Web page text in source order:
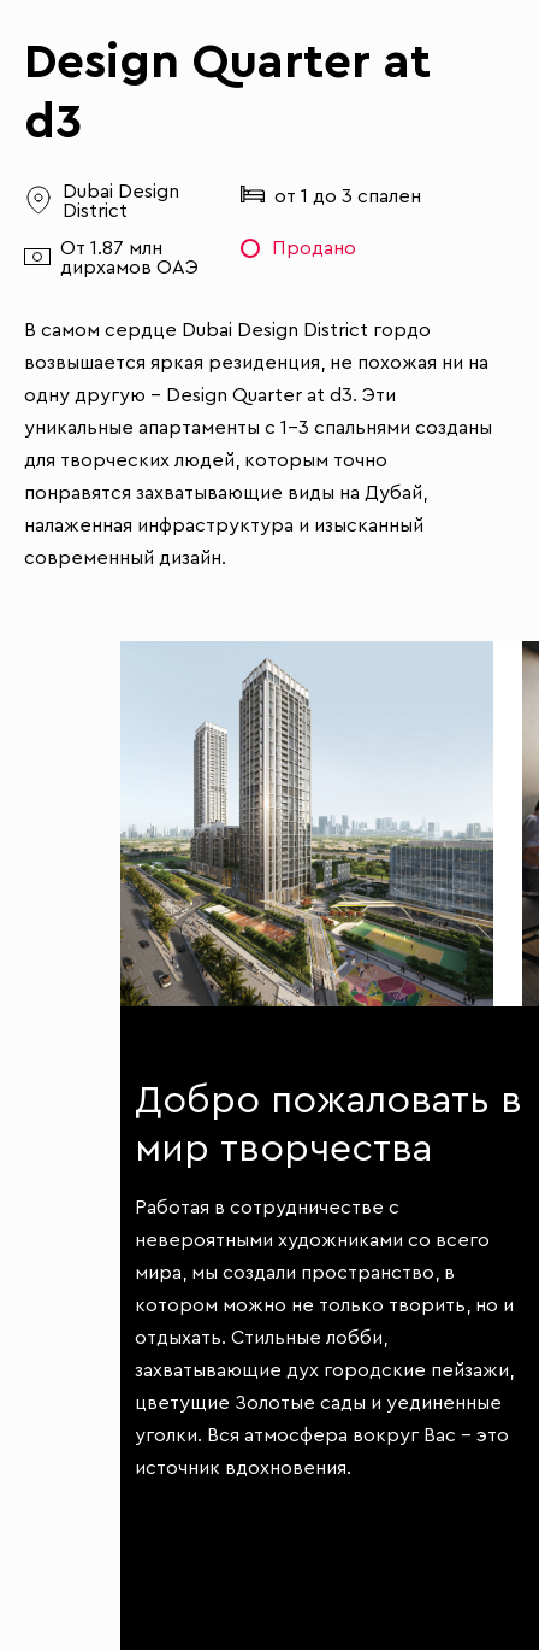
Design Quarter at
d3
Dubai Design
District
от 1 до 3 спален
От 1.87 млн
дирхамов ОАЭ
Продано
В самом сердце Dubai Design District гордо
возвышается яркая резиденция, не похожая ни на
одну другую – Design Quarter at d3. Эти
уникальные апартаменты с 1–3 спальнями созданы
для творческих людей, которым точно
понравятся захватывающие виды на Дубай,
налаженная инфраструктура и изысканный
современный дизайн.
Добро пожаловать в
мир творчества
Работая в сотрудничестве с
невероятными художниками со всего
мира, мы создали пространство, в
котором можно не только творить, но и
отдыхать. Стильные лобби,
захватывающие дух городские пейзажи,
цветущие Золотые сады и уединенные
уголки. Вся атмосфера вокруг Вас – это
источник вдохновения.